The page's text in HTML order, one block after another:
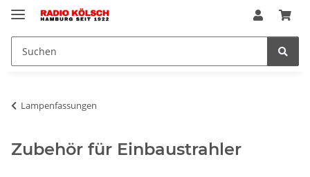
Lampenfassungen
Zubehör für Einbaustrahler